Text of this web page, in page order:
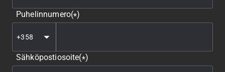
Puhelinnumero(*)
Sähköpostiosoite(*)